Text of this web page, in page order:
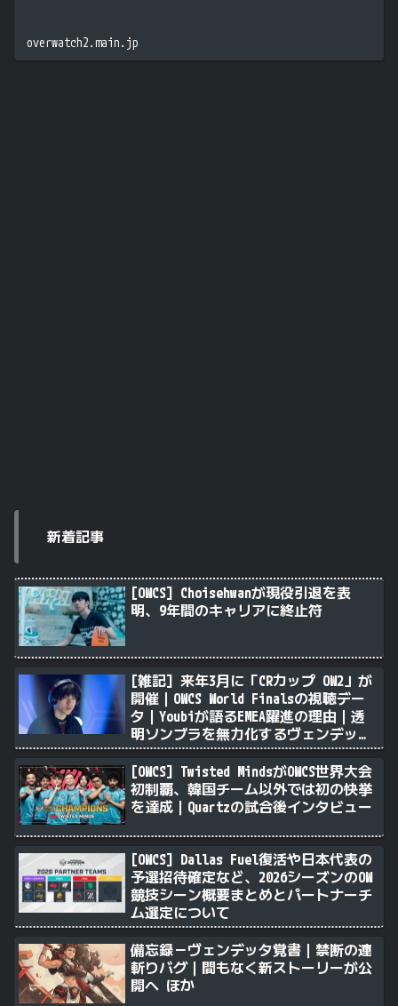
overwatch2.main.jp
新着記事
[OWCS] Choisehwanが現役引退を表
明、9年間のキャリアに終止符
[雑記] 来年3月に「CRカップ OW2」が
開催｜OWCS World Finalsの視聴デー
タ｜Youbiが語るEMEA躍進の理由｜透
明ソンブラを無力化するヴェンデッタ
｜Stalk3rが久々のツィート ほか
[OWCS] Twisted MindsがOWCS世界大会
初制覇、韓国チーム以外では初の快挙
を達成｜Quartzの試合後インタビュー
[OWCS] Dallas Fuel復活や日本代表の
予選招待確定など、2026シーズンのOW
競技シーン概要まとめとパートナーチ
ム選定について
備忘録－ヴェンデッタ覚書｜禁断の連
斬りバグ｜間もなく新ストーリーが公
開へ ほか